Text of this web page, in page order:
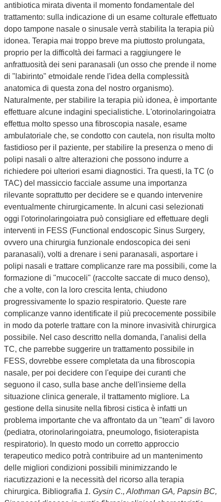
antibiotica mirata diventa il momento fondamentale del
trattamento: sulla indicazione di un esame colturale effettuato
dopo tampone nasale o sinusale verrà stabilita la terapia più
idonea. Terapia mai troppo breve ma piuttosto prolungata,
proprio per la difficoltà dei farmaci a raggiungere le
anfrattuosità dei seni paranasali (un osso che prende il nome
di "labirinto" etmoidale rende l'idea della complessità
anatomica di questa zona del nostro organismo).
Naturalmente, per stabilire la terapia più idonea, è importante
effettuare alcune indagini specialistiche. L'otorinolaringoiatra
effettua molto spesso una fibroscopia nasale, esame
ambulatoriale che, se condotto con cautela, non risulta molto
fastidioso per il paziente, per stabilire la presenza o meno di
polipi nasali o altre alterazioni che possono indurre a
richiedere poi ulteriori esami diagnostici. Tra questi, la TC (o
TAC) del massiccio facciale assume una importanza
rilevante soprattutto per decidere se e quando intervenire
eventualmente chirurgicamente. In alcuni casi selezionati
oggi l'otorinolaringoiatra può consigliare ed effettuare degli
interventi in FESS (Functional endoscopic Sinus Surgery,
ovvero una chirurgia funzionale endoscopica dei seni
paranasali), volti a drenare i seni paranasali, asportare i
polipi nasali e trattare complicanze rare ma possibili, come la
formazione di "mucoceli" (raccolte saccate di muco denso),
che a volte, con la loro crescita lenta, chiudono
progressivamente lo spazio respiratorio. Queste rare
complicanze vanno identificate il più precocemente possibile
in modo da poterle trattare con la minore invasività chirurgica
possibile. Nel caso descritto nella domanda, l'analisi della
TC, che parrebbe suggerire un trattamento possibile in
FESS, dovrebbe essere completata da una fibroscopia
nasale, per poi decidere con l'equipe dei curanti che
seguono il caso, sulla base anche dell'insieme della
situazione clinica generale, il trattamento migliore. La
gestione della sinusite nella fibrosi cistica è infatti un
problema importante che va affrontato da un "team" di lavoro
(pediatra, otorinolaringoiatra, pneumologo, fisioterapista
respiratorio). In questo modo un corretto approccio
terapeutico medico potrà contribuire ad un mantenimento
delle migliori condizioni possibili minimizzando le
riacutizzazioni e la necessità del ricorso alla terapia
chirurgica. Bibliografia 1. Gysin C., Alothman GA, Papsin BC,